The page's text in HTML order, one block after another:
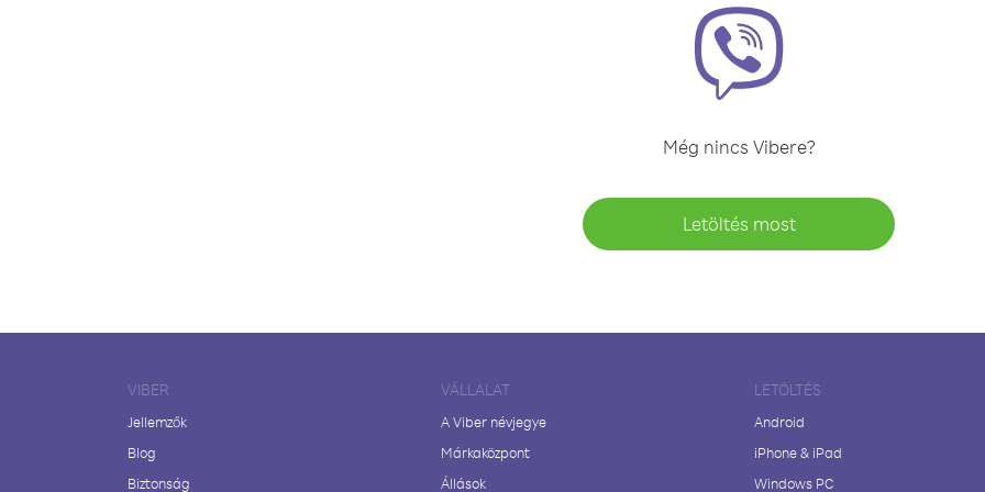
Még nincs Vibere?
Letöltés most
VIBER
Jellemzők
Blog
Biztonság
VÁLLALAT
A Viber névjegye
Márkaközpont
Állások
LETÖLTÉS
Android
iPhone & iPad
Windows PC